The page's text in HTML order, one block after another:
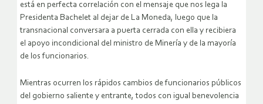
está en perfecta correlación con el mensaje que nos lega la
Presidenta Bachelet al dejar de La Moneda, luego que la
transnacional conversara a puerta cerrada con ella y recibiera
el apoyo incondicional del ministro de Minería y de la mayoría
de los funcionarios.
Mientras ocurren los rápidos cambios de funcionarios públicos
del gobierno saliente y entrante, todos con igual benevolencia